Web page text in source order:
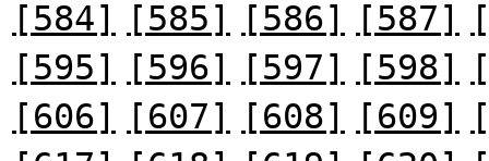
[584] [585] [586] [587]
[595]
[596] [597] [598]
[606]
[607] [608] [609]